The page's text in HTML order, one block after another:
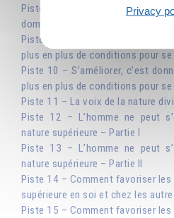
Piste 8 – Exploiter les
dominant
Piste 9 – S’améliorer, c’est
plus en plus de conditions pour
Piste 10 – S’améliorer, c’est
plus en plus de conditions pour
Piste 11 – La voix de la nature
Piste 12 – L’homme ne peut
nature supérieure – Partie I
Piste 13 – L’homme ne peut
nature supérieure – Partie II
Piste 14 – Comment favoriser
supérieure en soi et chez les
Piste 15 – Comment favoriser
Privacy